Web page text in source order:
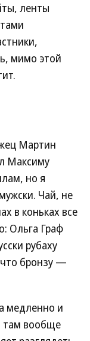
ленты
мимо этой
Мартин
Максиму
но я
Чай, не
в коньках все
Ольга Граф
рубаху
что бронзу —
медленно и
там вообще